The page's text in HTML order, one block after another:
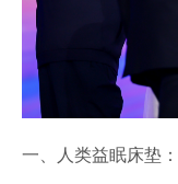
一、 人类益眠床垫 ：